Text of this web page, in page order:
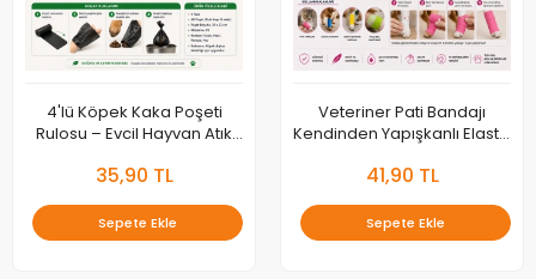
4'lü Köpek Kaka Poşeti
Rulosu – Evcil Hayvan Atık
35,90 TL
Sepete Ekle
Veteriner Pati Bandajı
Kendinden Yapışkanlı Elastik
Bakım Bandajı
41,90 TL
Sepete Ekle